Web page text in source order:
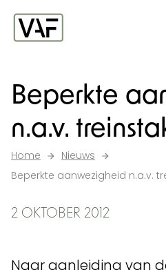
Ga verder naar de inhoud
Beperkte
n.a.v.
Home
Nieuws
Beperkte aanwezigheid n.a.v.
2 OKTOBER 2012
Naar aanleiding van